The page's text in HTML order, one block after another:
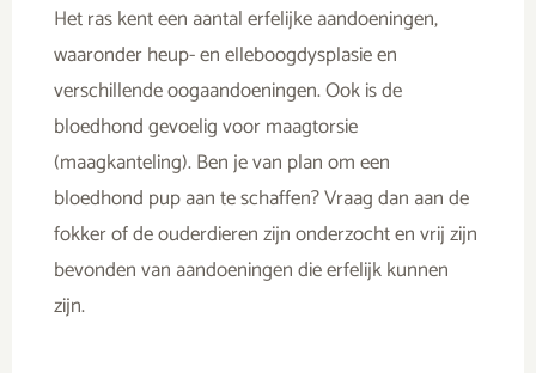
Het ras kent een aantal erfelijke aandoeningen,
waaronder heup- en elleboogdysplasie en
verschillende oogaandoeningen. Ook is de
bloedhond gevoelig voor maagtorsie
(maagkanteling). Ben je van plan om een
bloedhond pup aan te schaffen? Vraag dan aan de
fokker of de ouderdieren zijn onderzocht en vrij zijn
bevonden van aandoeningen die erfelijk kunnen
zijn.